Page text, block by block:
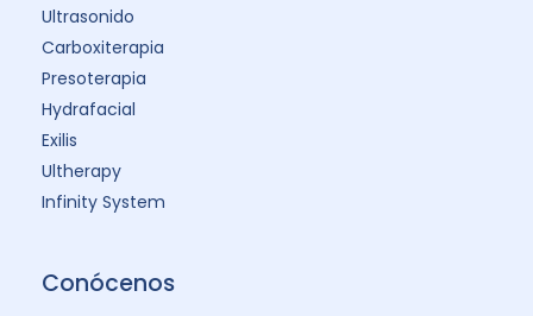
Ultrasonido
Carboxiterapia
Presoterapia
Hydrafacial
Exilis
Ultherapy
Infinity System
Conócenos